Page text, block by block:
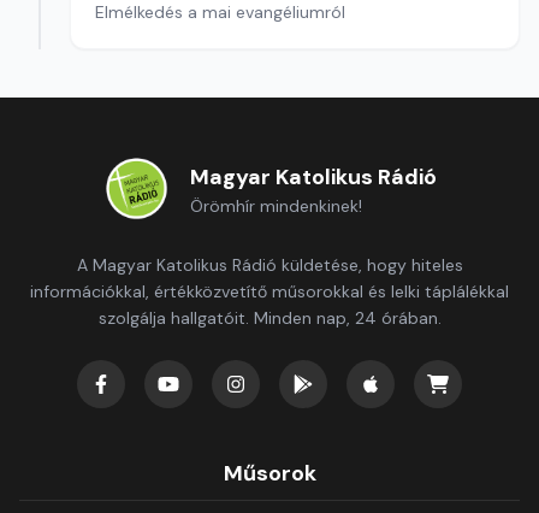
Elmélkedés a mai evangéliumról
Magyar Katolikus Rádió
Örömhír mindenkinek!
A Magyar Katolikus Rádió küldetése, hogy hiteles
információkkal, értékközvetítő műsorokkal és lelki táplálékkal
szolgálja hallgatóit. Minden nap, 24 órában.
Műsorok